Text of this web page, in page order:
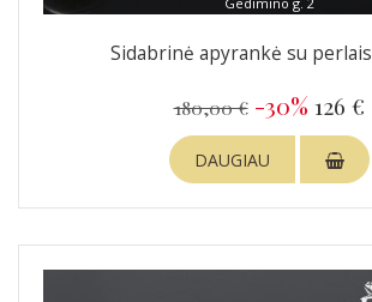
Sidabrinė apyrankė su perlais
180,00 € -30% 126 €
DAUGIAU